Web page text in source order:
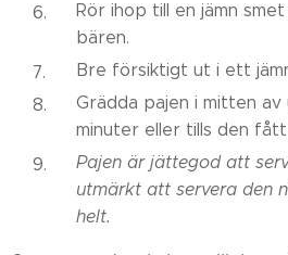
Rör ihop till en jämn
bären.
Bre försiktigt ut i ett
Grädda pajen i mitten
minuter eller tills den
Pajen är jättegod att
utmärkt att servera den
helt.